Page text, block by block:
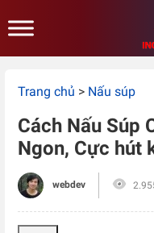
Trang chủ > Nấu súp
Cách Nấu Súp
Ngon, Cực hút
webdev